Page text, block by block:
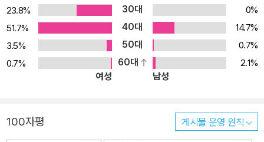
23.8%
30대
0%
51.7%
40대
14.7%
3.5%
50대
0.7%
0.7%
60대
2.1%
여성
남성
100자평 게시물 운영 원칙